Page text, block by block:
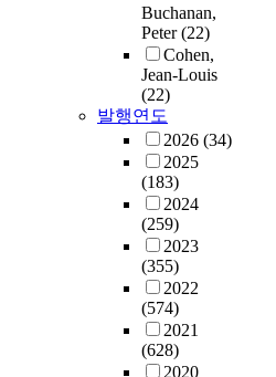
Buchanan,
Peter(22)
Cohen,
Jean-Louis
(22)
발행연도
2026 (34)
2025
(183)
2024
(259)
2023
(355)
2022
(574)
2021
(628)
2020